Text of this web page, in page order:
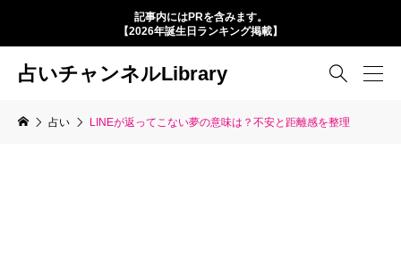
記事内にはPRを含みます。
【2026年誕生日ランキング掲載】
占いチャンネルLibrary 
占い LINEが返ってこない夢の意味は？不安と距離感を整理